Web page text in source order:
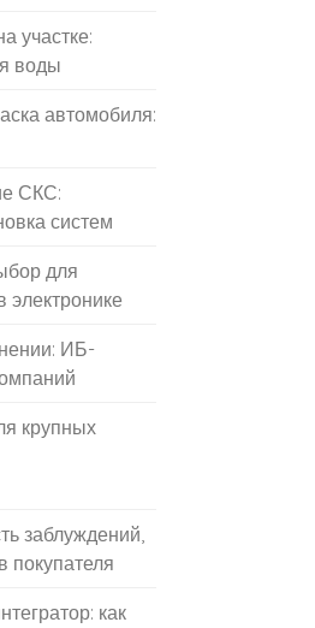
участке:
воды
автомобиля:
СКС:
систем
для
ИБ-
крупных
заблуждений,
покупателя
как